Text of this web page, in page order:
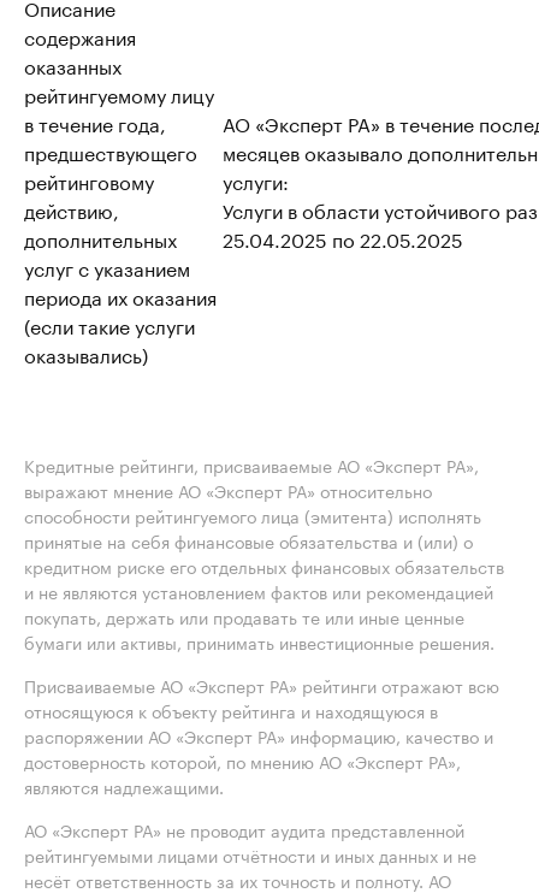
Описание
содержания
оказанных
рейтингуемому лицу
в течение года,
предшествующего
рейтинговому
действию,
дополнительных
услуг с указанием
периода их оказания
(если такие услуги
оказывались)
АО «Эксперт РА» в течение
месяцев оказывало
услуги:
Услуги в области устойчивого
25.04.2025 по 22.05.2025
Кредитные рейтинги, присваиваемые АО «Эксперт РА»,
выражают мнение АО «Эксперт РА» относительно
способности рейтингуемого лица (эмитента) исполнять
принятые на себя финансовые обязательства и (или) о
кредитном риске его отдельных финансовых обязательств
и не являются установлением фактов или рекомендацией
покупать, держать или продавать те или иные ценные
бумаги или активы, принимать инвестиционные решения.
Присваиваемые АО «Эксперт РА» рейтинги отражают всю
относящуюся к объекту рейтинга и находящуюся в
распоряжении АО «Эксперт РА» информацию, качество и
достоверность которой, по мнению АО «Эксперт РА»,
являются надлежащими.
АО «Эксперт РА» не проводит аудита представленной
рейтингуемыми лицами отчётности и иных данных и не
несёт ответственность за их точность и полноту. АО